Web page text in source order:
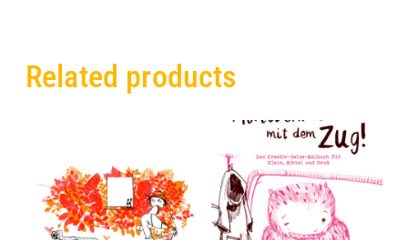
Related products